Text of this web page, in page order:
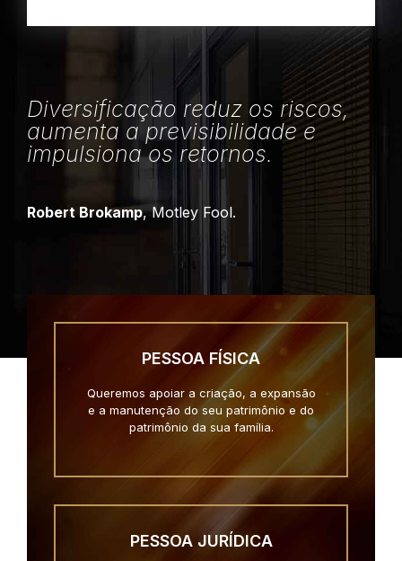
Diversificação reduz os riscos,
aumenta a previsibilidade e
impulsiona os retornos.
Robert Brokamp, Motley Fool.
PESSOA FÍSICA
Queremos apoiar a criação, a expansão
e a manutenção do seu patrimônio e do
patrimônio da sua família.
PESSOA JURÍDICA